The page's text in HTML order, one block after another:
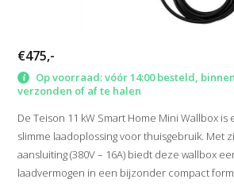
€475,-
Op voorraad: vóór 14:00 besteld,
verzonden of af te halen
De Teison 11 kW Smart Home Mini Wallbox
slimme laadoplossing voor thuisgebruik. Met
aansluiting (380V – 16A) biedt deze wallbox
laadvermogen in een bijzonder compact